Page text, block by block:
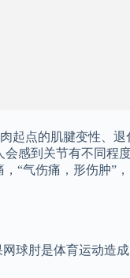
点的肌腱变性、
感到关节有不同
“气伤痛，形伤肿
球肘是体育运动造